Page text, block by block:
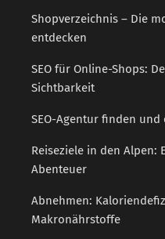
Shopverzeichnis – Die
entdecken
SEO für Online-Shops:
Sichtbarkeit
SEO-Agentur finden
Reiseziele in den Alpen:
Abenteuer
Abnehmen:
Makronährstoffe